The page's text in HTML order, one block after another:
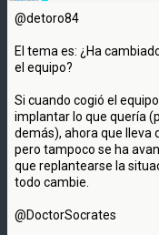
@detoro84
El tema es: ¿Ha
el equipo?
Si cuando cogió el
implantar lo que quería
demás), ahora que lleva
pero tampoco se ha
que replantearse la
todo cambie.
@DoctorSocrates